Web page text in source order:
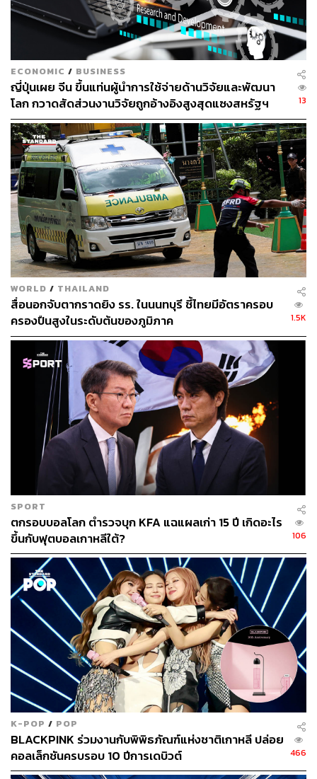
ภาพ:Kim Hong-Ji / Reuters
อ้างอิง:
https://www.washingtonpost.com/business/2026/05/2
0/korea-samsung-union-strike-memory/2b1eca4c-54
03-11f1-9c40-7a0a12d9e745_story.html
https://www.reuters.com/business/world-at-work/sam
sung-elec-union-resume-pay-talks-one-day-ahead-st
rike-deadline-2026-05-20/
https://en.yna.co.kr/view/AEN20260520005552320?
section=economy-finance/economy
สามารถติดตาม THE STANDARD WEALTH
ผ่านแอปพลิเคชันต่างๆ ที่คุณสะดวกหรือใช้งานอยู่แล้วได้เลย
TAGS: Reuters South Korea Kim Min-seok
การประท้วง
Samsung การทำงาน
ABOUT THE AUTHOR
อัยย์ลดา แซ่โค้ว
Content Creator กองบรรณาธิการข่าวต่าง
ประเทศ THE STANDARD
ECONOMIC / BUSINESS
ญี่ปุ่นเผย จีน ขึ้นแท่นผู้นำการใช้จ่ายด้านวิจัยและพัฒนา
โลก กวาดสัดส่วนงานวิจัยถูกอ้างอิงสูงสุดแซงสหรัฐฯ
13
WORLD / THAILAND
สื่อนอกจับตากราดยิง รร. ในนนทบุรี ชี้ไทยมีอัตราครอบ
ครองปืนสูงในระดับต้นของภูมิภาค
1.5K
SPORT
ตกรอบบอลโลก ตำรวจบุก KFA แฉแผลเก่า 15 ปี เกิดอะไร
ขึ้นกับฟุตบอลเกาหลีใต้?
106
K-POP / POP
BLACKPINK ร่วมงานกับพิพิธภัณฑ์แห่งชาติเกาหลี ปล่อย
คอลเล็กชันครบรอบ 10 ปีการเดบิวต์
466